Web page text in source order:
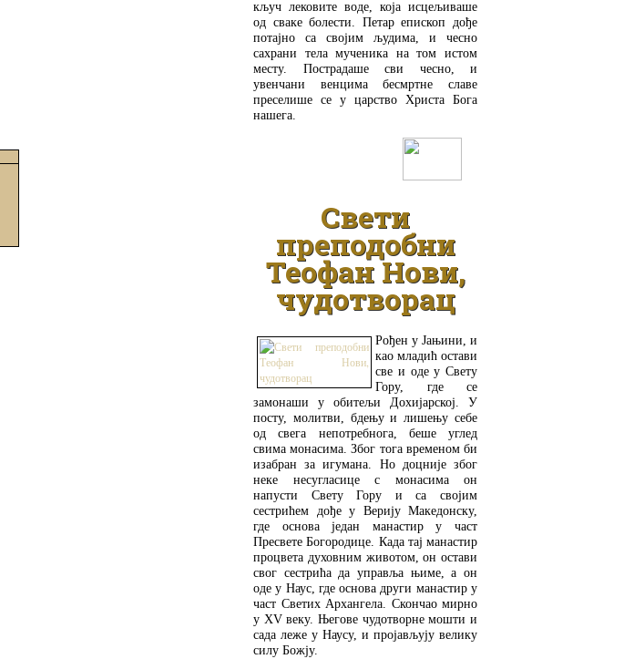
кључ лековите воде, која исцељиваше
од сваке болести. Петар епископ дође
потајно са својим људима, и чесно
сахрани тела мученика на том истом
месту. Пострадаше сви чесно, и
увенчани венцима бесмртне славе
преселише се у царство Христа Бога
нашега.
Свети
преподобни
Теофан Нови,
чудотворац
Рођен у Јањини, и
као младић остави
све и оде у Свету
Гору, где се
замонаши у обитељи Дохијарској. У
посту, молитви, бдењу и лишењу себе
од свега непотребнога, беше углед
свима монасима. Због тога временом би
изабран за игумана. Но доцније због
неке несугласице с монасима он
напусти Свету Гору и са својим
сестрићем дође у Верију Македонску,
где основа један манастир у част
Пресвете Богородице. Када тај манастир
процвета духовним животом, он остави
свог сестрића да управља њиме, а он
оде у Наус, где основа други манастир у
част Светих Архангела. Скончао мирно
у XV веку. Његове чудотворне мошти и
сада леже у Наусу, и пројављују велику
силу Божју.